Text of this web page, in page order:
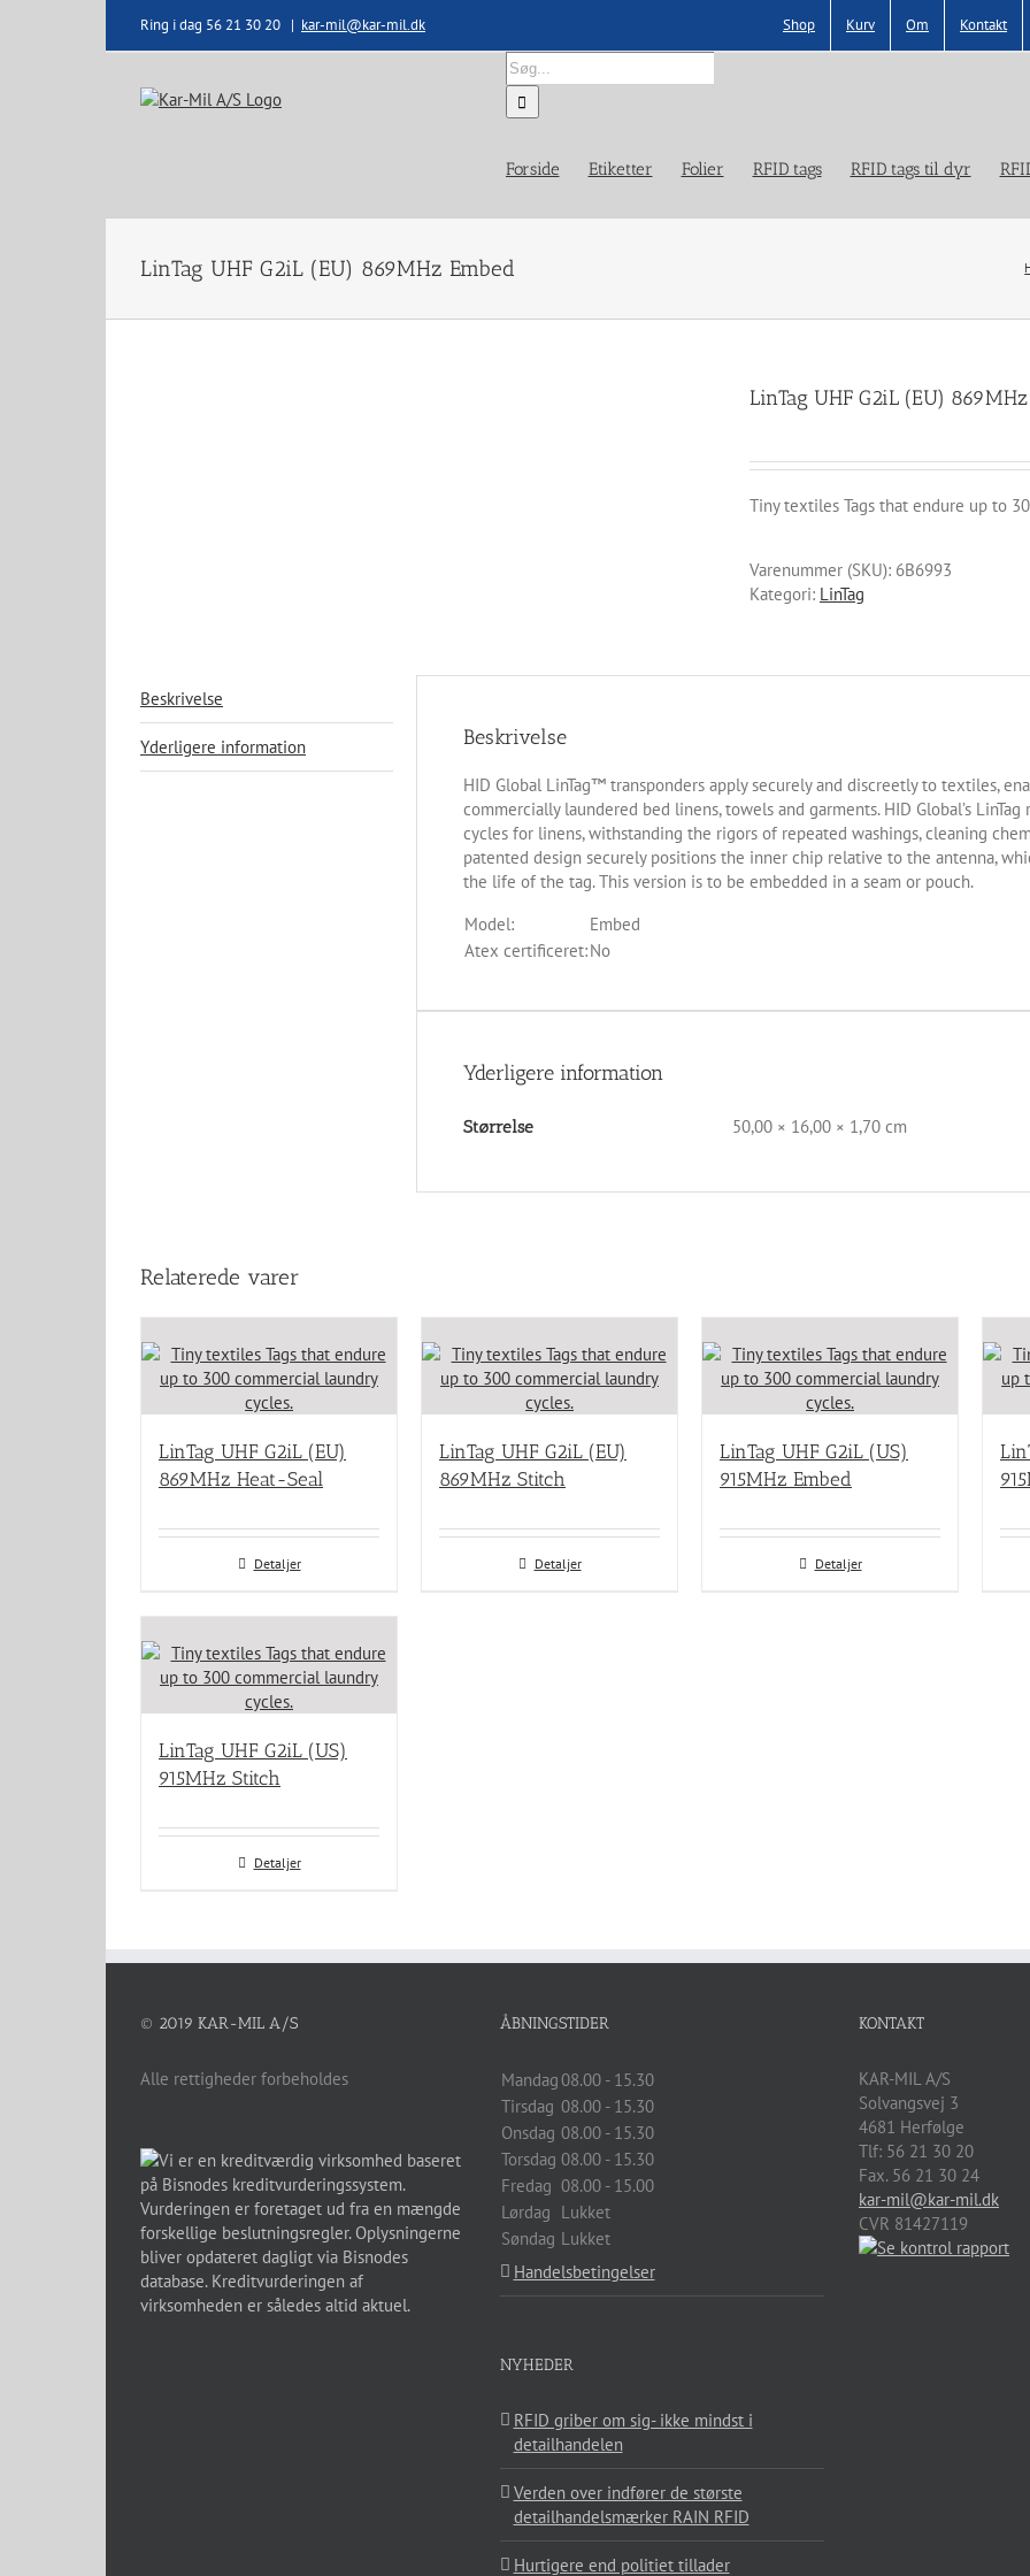
Ring i dag 56 21 30 20 | kar-mil@kar-mil.dk Shop Kurv Om Kontakt
Søg
efter:
Forside Etiketter Folier RFID tags RFID tags til dyr
LinTag UHF G2iL (EU) 869MHz Embed
LinTag UHF G2iL (EU)
Tiny textiles Tags that endure up to
Varenummer (SKU): 6B6993
Kategori: LinTag
Beskrivelse
Yderligere information Beskrivelse
HID Global LinTag™ transponders apply securely and discreetly to textiles,
commercially laundered bed linens, towels and garments. HID Global’s
cycles for linens, withstanding the rigors of repeated washings, cleaning
patented design securely positions the inner chip relative to the antenna,
the life of the tag. This version is to be embedded in a seam or pouch.
Model:
Embed
Atex certificeret:No
Yderligere information
Størrelse 50,00 × 16,00 × 1,70 cm
Relaterede varer
LinTag UHF G2iL (EU)
869MHz Heat-Seal
Detaljer
LinTag UHF G2iL (EU)
869MHz Stitch
Detaljer
LinTag UHF G2iL (US)
915MHz Embed
Detaljer
LinTag UHF G2iL (US)
915MHz Stitch
Detaljer
© 2019 KAR-MIL A/S
Alle rettigheder forbeholdes
ÅBNINGSTIDER
Mandag08.00 - 15.30
Tirsdag 08.00 - 15.30
Onsdag 08.00 - 15.30
Torsdag 08.00 - 15.30
Fredag 08.00 - 15.00
Lørdag Lukket
Søndag Lukket
KONTAKT
KAR-MIL A/S
Solvangsvej 3
4681 Herfølge
Tlf: 56 21 30 20
Fax. 56 21 30 24
kar-mil@kar-mil.dk
CVR 81427119
Handelsbetingelser
NYHEDER
RFID griber om sig- ikke mindst i
detailhandelen
Verden over indfører de største
detailhandelsmærker RAIN RFID
Hurtigere end politiet tillader